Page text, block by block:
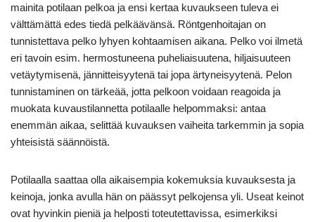
mainita potilaan pelkoa ja ensi kertaa kuvaukseen tuleva ei
välttämättä edes tiedä pelkäävänsä. Röntgenhoitajan on
tunnistettava pelko lyhyen kohtaamisen aikana. Pelko voi ilmetä
eri tavoin esim. hermostuneena puheliaisuutena, hiljaisuuteen
vetäytymisenä, jännitteisyytenä tai jopa ärtyneisyytenä. Pelon
tunnistaminen on tärkeää, jotta pelkoon voidaan reagoida ja
muokata kuvaustilannetta potilaalle helpommaksi: antaa
enemmän aikaa, selittää kuvauksen vaiheita tarkemmin ja sopia
yhteisistä säännöistä.
Potilaalla saattaa olla aikaisempia kokemuksia kuvauksesta ja
keinoja, jonka avulla hän on päässyt pelkojensa yli. Useat keinot
ovat hyvinkin pieniä ja helposti toteutettavissa, esimerkiksi